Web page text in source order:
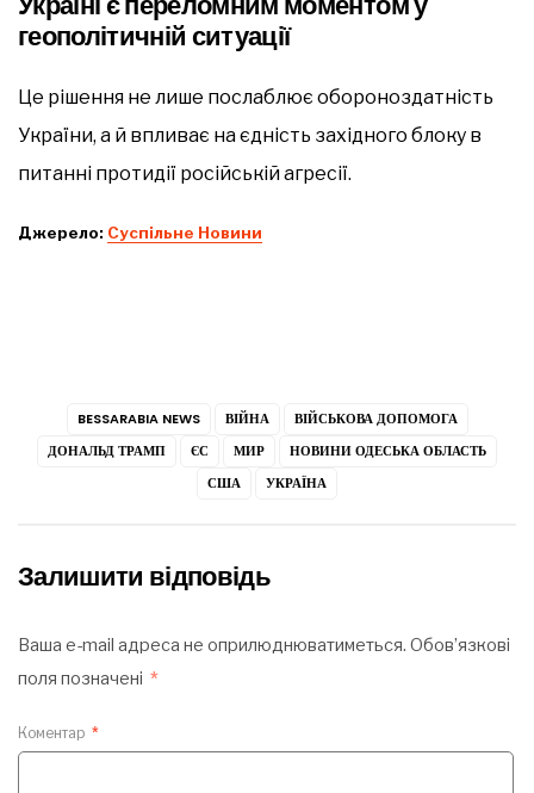
геополітичній ситуації
Це рішення не лише послаблює обороноздатність
України, а й впливає на єдність західного блоку в
питанні протидії російській агресії.
Джерело: Суспільне Новини
BESSARABIA NEWS ВІЙНА
ВІЙСЬКОВА ДОПОМОГА
ДОНАЛЬД ТРАМП
ЄС МИР
НОВИНИ ОДЕСЬКА ОБЛАСТЬ
США
УКРАЇНА
Залишити відповідь
Ваша e-mail адреса не оприлюднюватиметься. Обов’язкові
поля позначені *
Коментар *